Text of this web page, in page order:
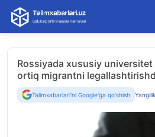
Skip
content
Rossiyada xususiy
ortiq migrantni
Talimxabarlari'ni Google'ga qo'shish